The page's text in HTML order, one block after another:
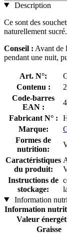
Description
Ce sont des
naturellement sucré.
Conseil : Avant de
pendant une nuit,
Art. N°:
Contenu :
Code-barres
EAN :
Fabricant N° :
Marque:
Formes de
nutrition:
Caractéristiques
du produit:
Instructions de
stockage:
Information
Information
Valeur
Graisse